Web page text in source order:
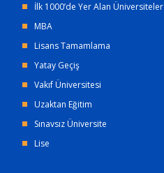
İlk 1000’de Yer Alan Üniversiteler
MBA
Lisans Tamamlama
Yatay Geçiş
Vakıf Üniversitesi
Uzaktan Eğitim
Sınavsız Üniversite
Lise